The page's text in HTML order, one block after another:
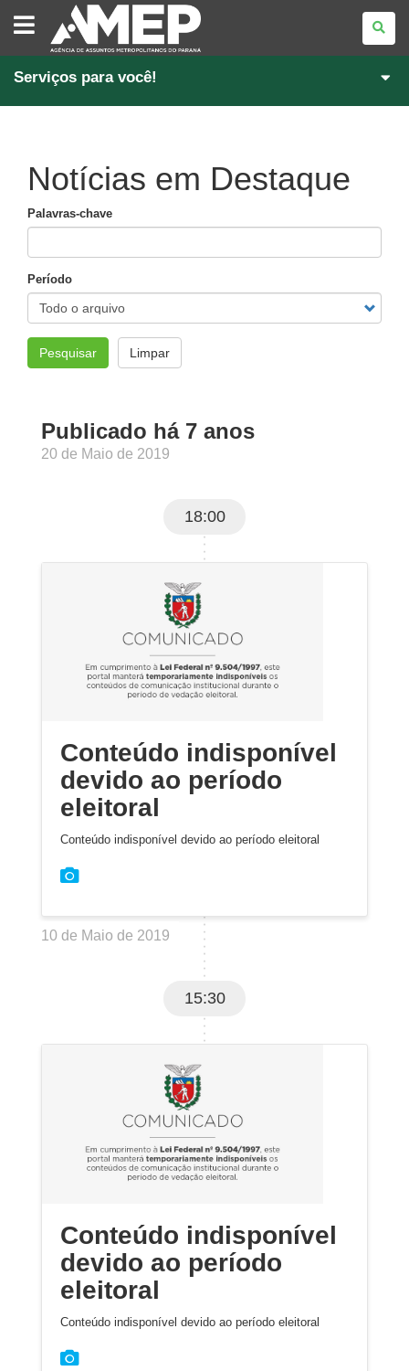
AGÊNCIA
DE
ASSUNTOS
METROPOLITANOS
DO
PARANÁ
Serviços para você!
Notícias em Destaque
Palavras-chave
Período
Pesquisar Limpar
Publicado há 7 anos
20 de Maio de 2019
18:00
Conteúdo indisponível
devido ao período
eleitoral
Conteúdo indisponível devido ao período eleitoral
10 de Maio de 2019
15:30
Conteúdo indisponível
devido ao período
eleitoral
Conteúdo indisponível devido ao período eleitoral